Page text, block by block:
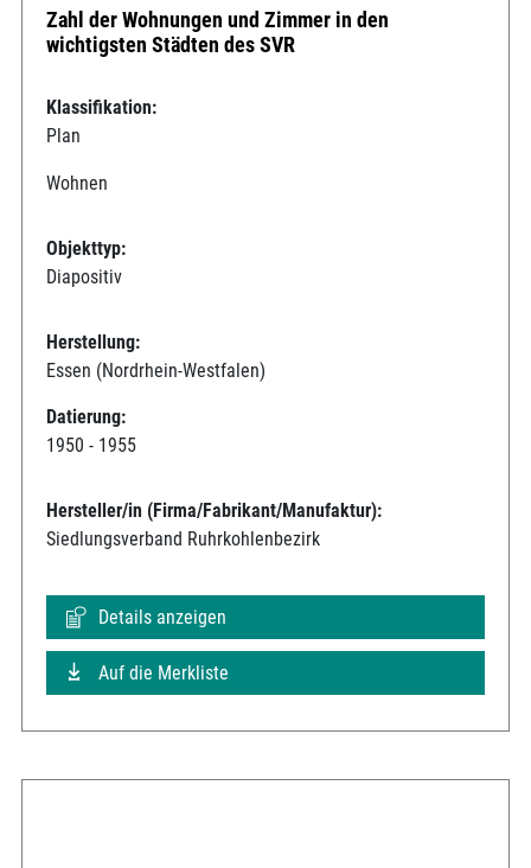
Zahl der Wohnungen und Zimmer in den
wichtigsten Städten des SVR
Klassifikation:
Plan
Wohnen
Objekttyp:
Diapositiv
Herstellung:
Essen (Nordrhein-Westfalen)
Datierung:
1950 - 1955
Hersteller/in (Firma/Fabrikant/Manufaktur):
Siedlungsverband Ruhrkohlenbezirk
Details anzeigen
Auf die Merkliste